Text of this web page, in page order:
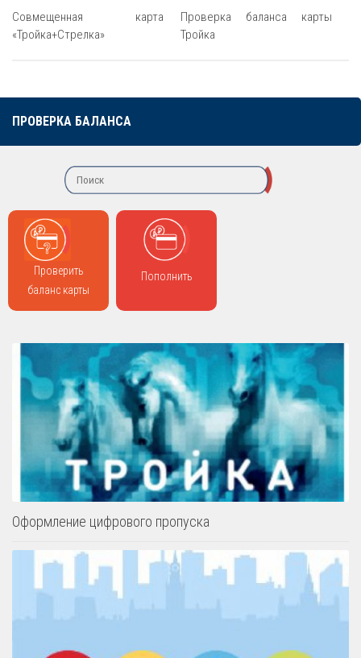
Совмещенная карта
«Тройка+Стрелка»
Проверка баланса карты
Тройка
ПРОВЕРКА БАЛАНСА
Проверить
баланс карты
Пополнить
Оформление цифрового пропуска